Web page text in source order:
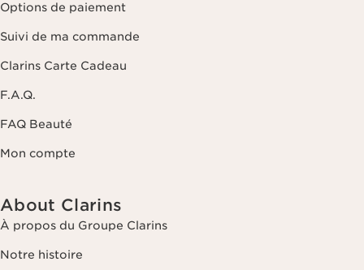
Options de paiement
Suivi de ma commande
Clarins Carte Cadeau
F.A.Q.
FAQ Beauté
Mon compte
About Clarins
À propos du Groupe Clarins
Notre histoire